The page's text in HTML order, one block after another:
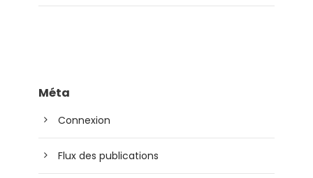
Méta
Connexion
Flux des publications